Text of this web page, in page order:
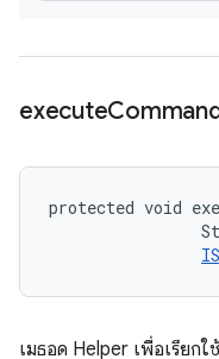
execute
protected void
เมธอด Helper เพื่อเรียก